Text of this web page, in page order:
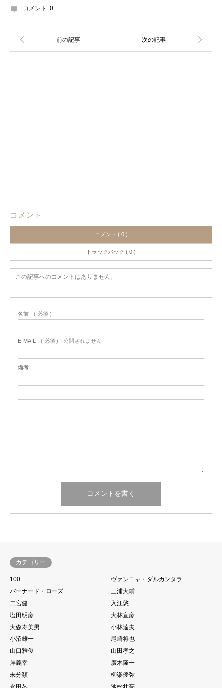
コメント: 0
コメント
コメント ( 0 )
トラックバック ( 0 )
この記事へのコメントはありません。
名前 ( 必須 )
E-MAIL ( 必須 ) - 公開されません -
備考
カテゴリー
100
ヴァンニャ・ダルカンタラ
バーナード・ローズ
三浦大輔
二宮健
入江悠
塩田明彦
大林宣彦
大森寿美男
小林達夫
小沼雄一
尾崎将也
山口雅俊
山田孝之
岸義幸
廣木隆一
未分類
柳楽優弥
永田琴
池松壮亮